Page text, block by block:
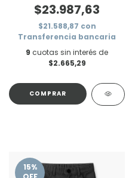
$23.987,63
$21.588,87 con
Transferencia bancaria
9 cuotas sin interés de
$2.665,29
COMPRAR
15%